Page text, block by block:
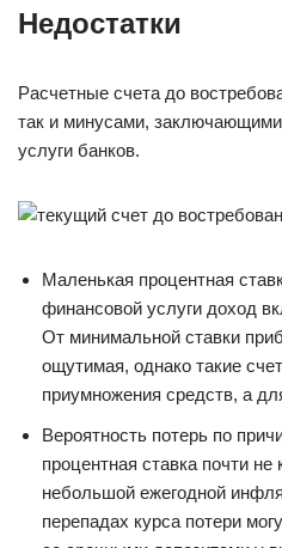
Недостатки
Расчетные счета до
так и минусами,
услуги банков.
Маленькая процентная
финансовой услуги доход
От минимальной ставки
ощутимая, однако такие
приумножения средств, а
Вероятность потерь по
процентная ставка почти
небольшой ежегодной
перепадах курса потери